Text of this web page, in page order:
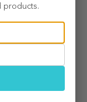
transformă
și
pentru cei
products.